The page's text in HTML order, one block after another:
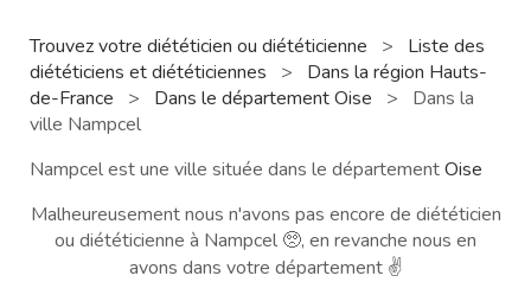
Trouvez votre diététicien ou diététicienne >
Liste des
diététiciens et diététiciennes
>
Dans la région Hauts-
de-France
> Dans le département Oise >
Dans la
ville Nampcel
Nampcel est une ville située dans le départementOise
Malheureusement nous n'avons pas encore de diététicien
ou diététicienne à Nampcel 🥺, en revanche nous en
avons dans votre département ✌️